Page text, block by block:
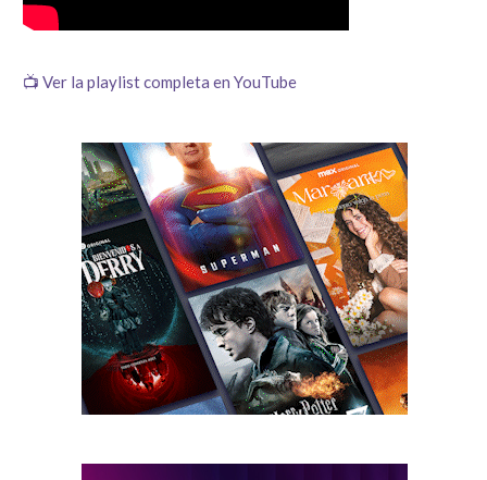
📺 Ver la playlist completa en YouTube